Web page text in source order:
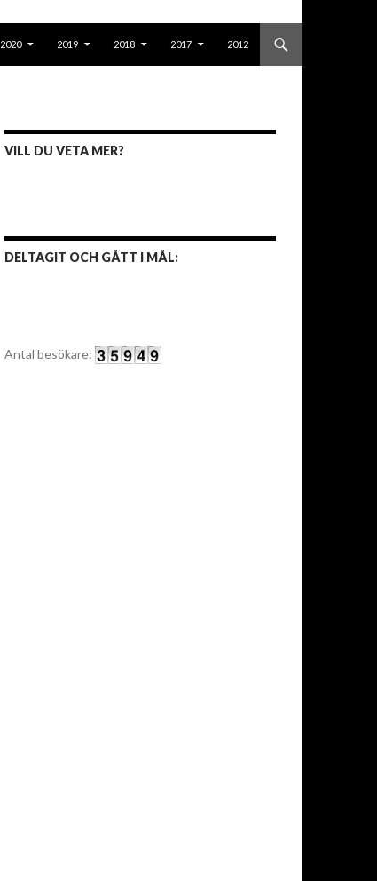
2020 2019 2018 2017 2012
VILL DU VETA MER?
DELTAGIT OCH GÅTT I MÅL:
Antal besökare: